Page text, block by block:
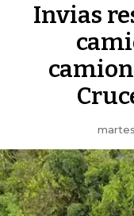
Invias